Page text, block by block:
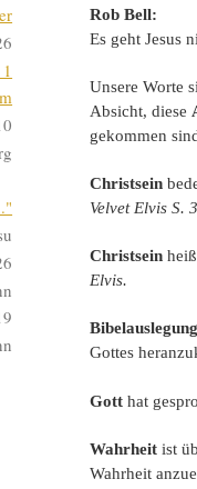
Rob Bell:
Es geht Jesus
Unsere Worte
Absicht, diese
gekommen
Christsein
Velvet Elvis S.
Christsein
Elvis.
Gottes
Gott hat
Wahrheit ist
Wahrheit